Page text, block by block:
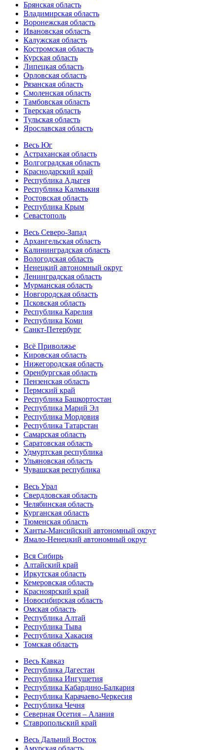
Брянская область
Владимирская область
Воронежская область
Ивановская область
Калужская область
Костромская область
Курская область
Липецкая область
Орловская область
Рязанская область
Смоленская область
Тамбовская область
Тверская область
Тульская область
Ярославская область
Весь Юг
Астраханская область
Волгоградская область
Краснодарский край
Республика Адыгея
Республика Калмыкия
Ростовская область
Республика Крым
Севастополь
Весь Северо-Запад
Архангельская область
Калининградская область
Вологодская область
Ненецкий автономный округ
Ленинградская область
Мурманская область
Новгородская область
Псковская область
Республика Карелия
Республика Коми
Санкт-Петербург
Всё Приволжье
Кировская область
Нижегородская область
Оренбургская область
Пензенская область
Пермский край
Республика Башкортостан
Республика Марий Эл
Республика Мордовия
Республика Татарстан
Самарская область
Саратовская область
Удмуртская республика
Ульяновская область
Чувашская республика
Весь Урал
Свердловская область
Челябинская область
Курганская область
Тюменская область
Ханты-Мансийский автономный округ
Ямало-Ненецкий автономный округ
Вся Сибирь
Алтайский край
Иркутская область
Кемеровская область
Красноярский край
Новосибирская область
Омская область
Республика Алтай
Республика Тыва
Республика Хакасия
Томская область
Весь Кавказ
Республика Дагестан
Республика Ингушетия
Республика Кабардино-Балкария
Республика Карачаево-Черкесия
Республика Чечня
Северная Осетия – Алания
Ставропольский край
Весь Дальний Восток
Амурская область